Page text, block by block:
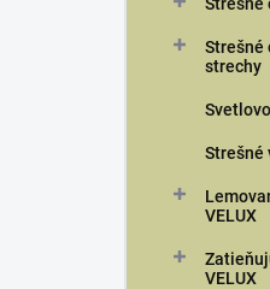
Strešné
strechy
Strešné
VELUX
VELUX